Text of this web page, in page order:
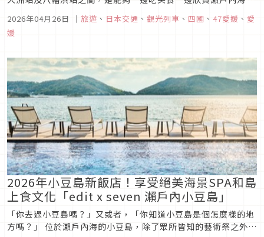
人氣。行經途中經過的車站都有當地居民揮手歡送，欣賞美景的
同時還能感受滿滿的人情味。這次很幸運能搭到伊予灘物語列車
2026年04月26日 ｜ 旅遊 、 日本交通 、 觀光列車 、 四國 、 47愛媛 、 愛
媛
2026年小豆島新飯店！享受絕美海景SPA和島
上食文化「edit x seven 瀨戶內小豆島」
「你去過小豆島嗎？」又或者，「你知道小豆島是個怎麼樣的地
方嗎？」 位於瀨戶內海的小豆島，除了眾所皆知的藝術祭之外，